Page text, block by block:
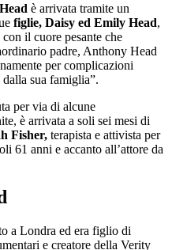
è arrivata tramite un
figlie, Daisy ed Emily Head,
il cuore pesante che
padre, Anthony Head
per complicazioni
sua famiglia”.
per via di alcune
è arrivata a soli sei mesi di
Fisher, terapista e attivista per
61 anni e accanto all’attore da
a Londra ed era figlio di
e creatore della Verity